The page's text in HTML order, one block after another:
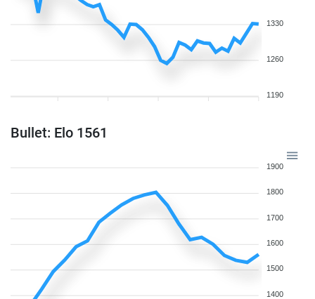
1330
1260
1190
Bullet: Elo 1561
1900
1800
1700
1600
1500
1400